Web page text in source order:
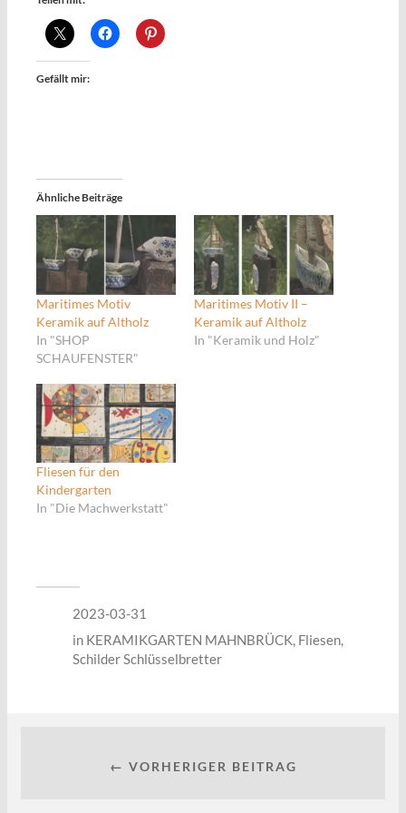
Gefällt mir:
Ähnliche Beiträge
Maritimes Motiv
Keramik auf Altholz
In "SHOP
SCHAUFENSTER"
Maritimes Motiv II –
Keramik auf Altholz
In "Keramik und Holz"
Fliesen für den
Kindergarten
In "Die Machwerkstatt"
2023-03-31
in KERAMIKGARTEN MAHNBRÜCK, Fliesen,
Schilder Schlüsselbretter
← VORHERIGER BEITRAG